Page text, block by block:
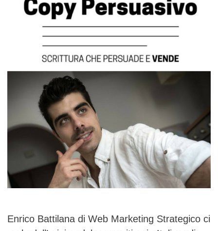
Enrico Battilana di Web Marketing Strategico ci